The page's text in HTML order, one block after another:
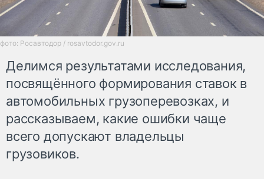
фото: Росавтодор / rosavtodor.gov.ru
Делимся результатами исследования,
посвящённого формирования ставок в
автомобильных грузоперевозках, и
рассказываем, какие ошибки чаще
всего допускают владельцы
грузовиков.